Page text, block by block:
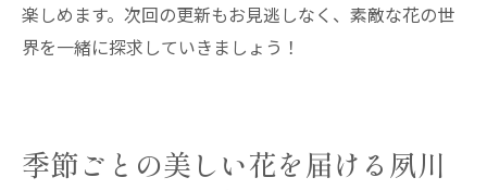
楽しめます。次回の更新もお見逃しなく、素敵な花の世
界を一緒に探求していきましょう！
季節ごとの美しい花を届ける夙川